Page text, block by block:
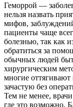
Геморрой —
нельзя назвать
мифов,
пациенты чаще
болезнью, так как
обратиться за
обычных людей
хирургическим
многие оттягивают
зачастую без
Тем не менее,
где это возможно.